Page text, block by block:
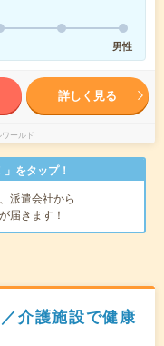
男性
詳しく見る
ールド
をタップ！
派遣会社から
が届きます！
介護施設で健康